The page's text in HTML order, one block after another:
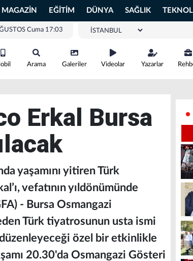
MAGAZİN EĞİTİM DÜNYA SAĞLIK
Cuma 17:03
Arama Galeriler Videolar Yazarlar
Erkal Bursa
yaşamını yitiren Türk
vefatının yıldönümünde
- Bursa Osmangazi
Türk tiyatrosunun usta ismi
düzenleyeceği özel bir etkinlikle
20.30'da Osmangazi Gösteri